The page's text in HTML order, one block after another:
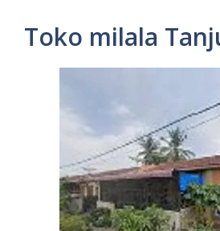
Toko milala